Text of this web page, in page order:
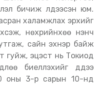
бичиж үлдээсэн юм.
халамжлах эрхийг
нөхрийнхөө үнэнч
сайн эхнэр байж
гуйж, эцэст нь Токиод
биелүүлэхийг дүүдээ
оны 3-р сарын 10-нд